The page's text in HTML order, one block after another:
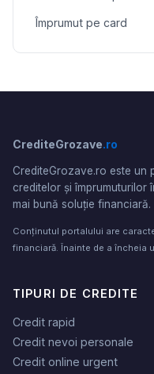
Împrumut pe card
CrediteGrozave.ro
CrediteGrozave.ro este un
creditelor și împrumuturilor
mai bună soluție financiară.
Conținutul portalului are
financiară. Înainte de a încheia
TIPURI DE CREDITE
Credit rapid
Credit nevoi personale
Credit online urgent